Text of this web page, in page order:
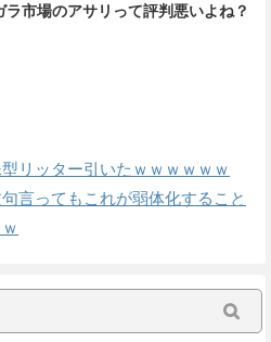
ラ市場のアサリって評判悪いよね？
型リッター引いたｗｗｗｗｗｗ
句言ってもこれが弱体化すること